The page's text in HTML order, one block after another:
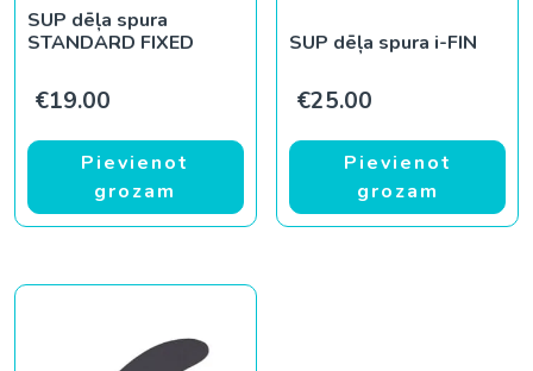
SUP dēļa spura
STANDARD FIXED
€19.00
Pievienot
grozam
SUP dēļa spura i-FIN
€25.00
Pievienot
grozam